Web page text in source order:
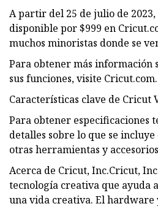
A partir del 25 de julio de
disponible por $999 en
muchos minoristas donde se
Para obtener más información
sus funciones, visite Cricut.com.
Características clave de Cricut
Para obtener especificaciones
detalles sobre lo que se
otras herramientas y
Acerca de Cricut, Inc.Cricut,
tecnología creativa que ayuda
una vida creativa. El hardware